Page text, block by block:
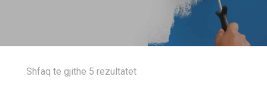
Shfaq te gjithe 5 rezultatet